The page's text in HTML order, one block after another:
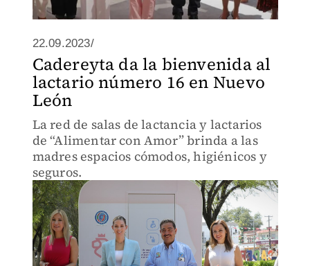
22.09.2023/
Cadereyta da la bienvenida al
lactario número 16 en Nuevo
León
La red de salas de lactancia y lactarios
de “Alimentar con Amor” brinda a las
madres espacios cómodos, higiénicos y
seguros.